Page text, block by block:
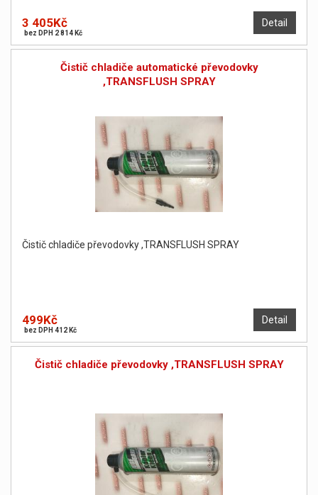
Detail
3 405Kč
bez DPH 2 814 Kč
Čistič chladiče automatické převodovky
,TRANSFLUSH SPRAY
Čistič chladiče převodovky ,TRANSFLUSH SPRAY
Detail
499Kč
bez DPH 412 Kč
Čistič chladiče převodovky ,TRANSFLUSH SPRAY